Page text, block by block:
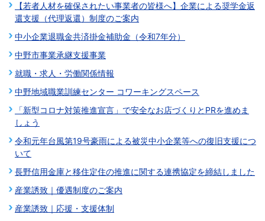
【若者人材を確保されたい事業者の皆様へ】企業による奨学⾦返
還⽀援（代理返還）制度のご案内
中小企業退職金共済掛金補助金（令和7年分）
中野市事業承継支援事業
就職・求人・労働関係情報
中野地域職業訓練センター コワーキングスペース
「新型コロナ対策推進宣言」で安全なお店づくりとPRを進めま
しょう
令和元年台風第19号豪雨による被災中小企業等への復旧支援につ
いて
長野信用金庫と移住定住の推進に関する連携協定を締結しました
産業誘致｜優遇制度のご案内
産業誘致｜応援・支援体制